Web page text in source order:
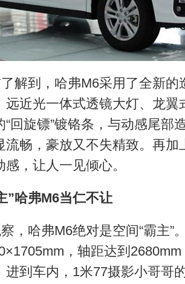
到，哈弗M6采用了全新的
远近光一体式透镜大灯、龙翼
“回旋镖”镀铬条，与动感尾部
流畅，豪放又不失精致。再加
，让人一见倾心。
”哈弗M6当仁不让
哈弗M6绝对是空间“霸主”
，轴距达到
进到车内，1米77摄影小哥哥